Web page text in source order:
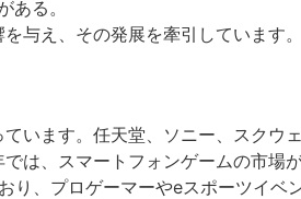
ある。
与え、その発展を牽引しています。
います。任天堂、ソニー、スクウ
は、スマートフォンゲームの市場
、プロゲーマーやeスポーツイベ